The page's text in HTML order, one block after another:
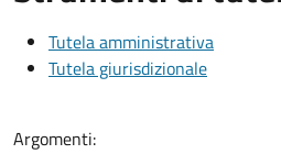
Tutela amministrativa
Tutela giurisdizionale
Argomenti: